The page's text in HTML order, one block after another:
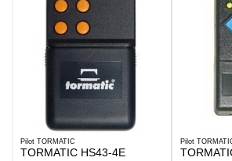
Pilot TORMATIC
TORMATIC HS43-4E
Pilot